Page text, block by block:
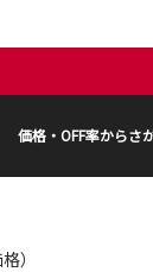
価格・OFF率からさ
）